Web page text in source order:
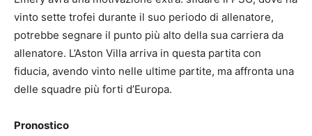
vinto sette trofei durante il suo periodo di allenatore,
potrebbe segnare il punto più alto della sua carriera da
allenatore. L’Aston Villa arriva in questa partita con
fiducia, avendo vinto nelle ultime partite, ma affronta una
delle squadre più forti d’Europa.
Pronostico